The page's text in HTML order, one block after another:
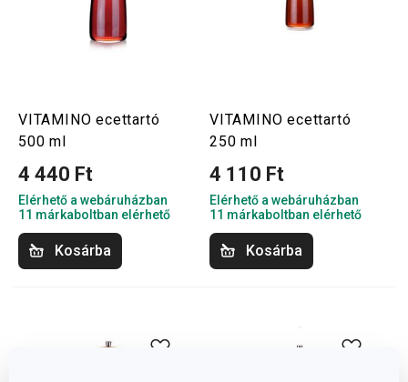
VITAMINO ecettartó
500 ml
4 440 Ft
Elérhető a webáruházban
11 márkaboltban elérhető
Kosárba
VITAMINO ecettartó
250 ml
4 110 Ft
Elérhető a webáruházban
11 márkaboltban elérhető
Kosárba